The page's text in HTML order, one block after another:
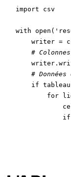
import csv
with open (
writer =
#
#
if
for
if